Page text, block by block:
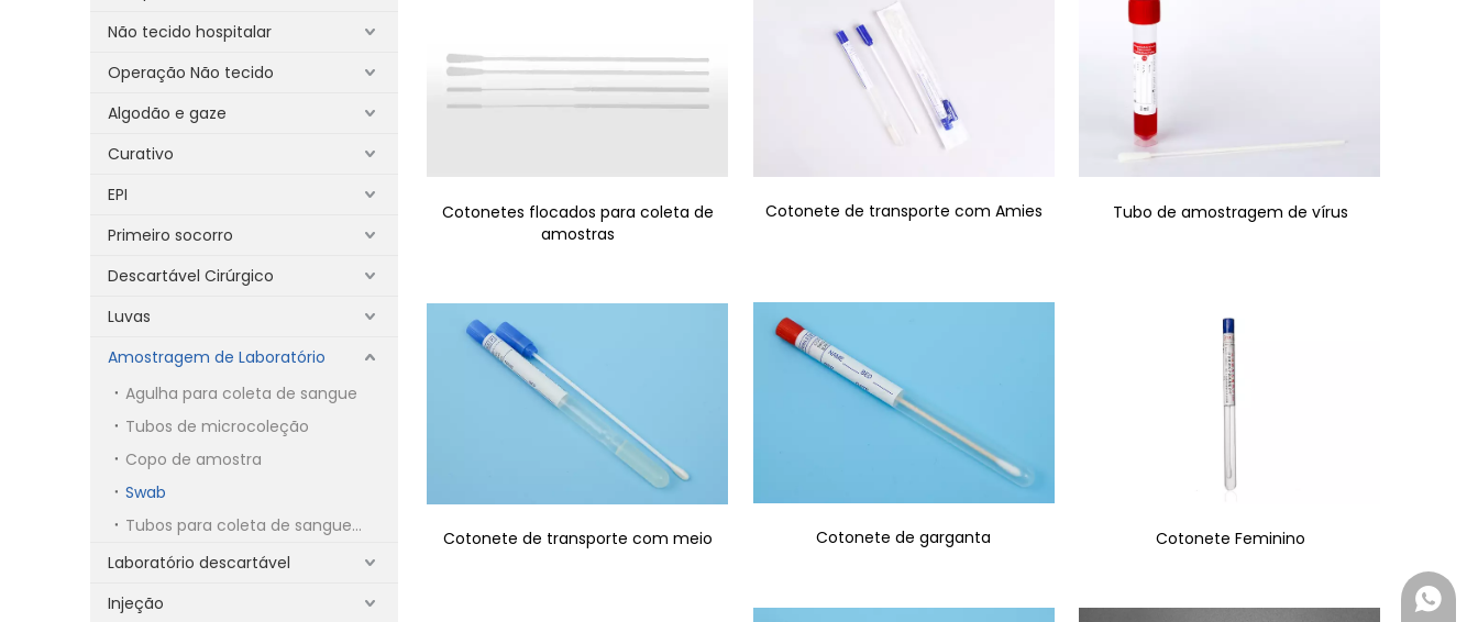
Não tecido hospitalar
Operação Não tecido
Algodão e gaze
Curativo
EPI
Primeiro socorro
Descartável Cirúrgico
Luvas
Amostragem de Laboratório
Agulha para coleta de sangue
Tubos de microcoleção
Copo de amostra
Swab
Tubos para coleta de sangue a vácuo
Laboratório descartável
Injeção
Cotonetes flocados para coleta de
amostras
Cotonete de transporte com Amies Tubo de amostragem de vírus
Cotonete de transporte com meio Cotonete de garganta Cotonete Feminino
+86-